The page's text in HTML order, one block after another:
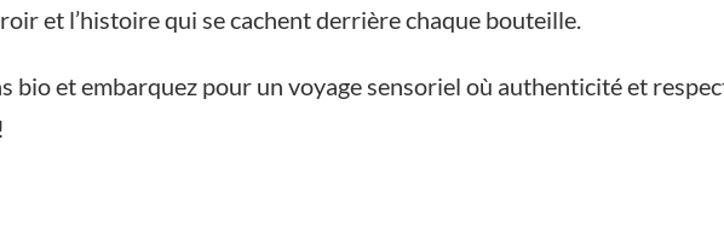
et l’histoire qui se cachent derrière chaque bouteille.
bio et embarquez pour un voyage sensoriel où authenticité et